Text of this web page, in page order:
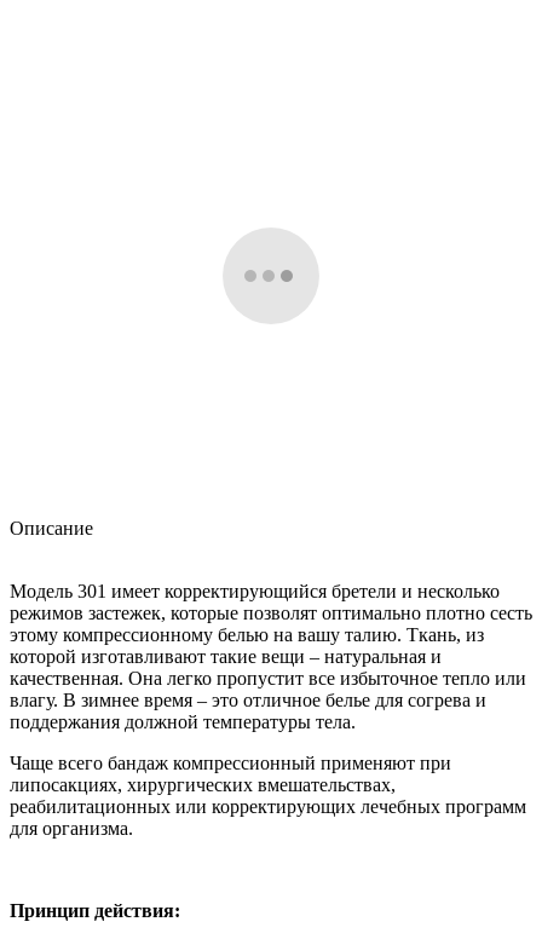
Описание
Модель 301 имеет корректирующийся бретели и несколько
режимов застежек, которые позволят оптимально плотно сесть
этому компрессионному белью на вашу талию. Ткань, из
которой изготавливают такие вещи – натуральная и
качественная. Она легко пропустит все избыточное тепло или
влагу. В зимнее время – это отличное белье для согрева и
поддержания должной температуры тела.
Чаще всего бандаж компрессионный применяют при
липосакциях, хирургических вмешательствах,
реабилитационных или корректирующих лечебных программ
для организма.
Принцип действия: